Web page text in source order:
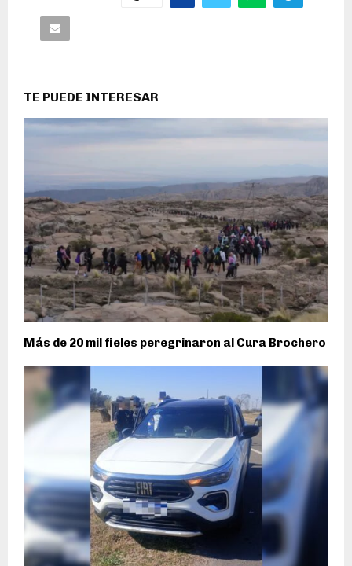
TE PUEDE INTERESAR
Más de 20 mil fieles peregrinaron al Cura Brochero